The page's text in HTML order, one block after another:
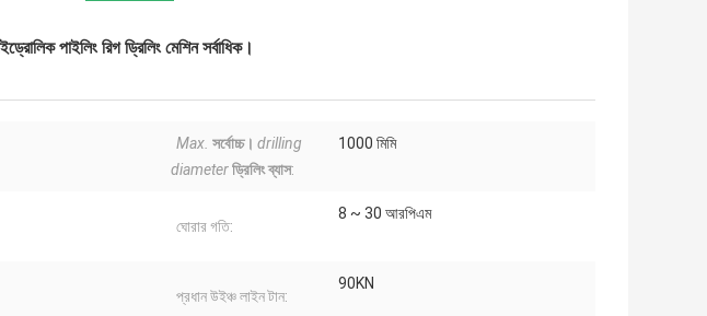
পাইলিং রিগ ড্রিলিং মেশিন সর্বাধিক।
Max. সর্বোচ্চ। drilling
diameterড্রিলিং ব্যাস:
1000 মিমি
ঘোরার গতি:
8 ~ 30 আরপিএম
প্রধান উইঞ্চ লাইন টান:
90KN